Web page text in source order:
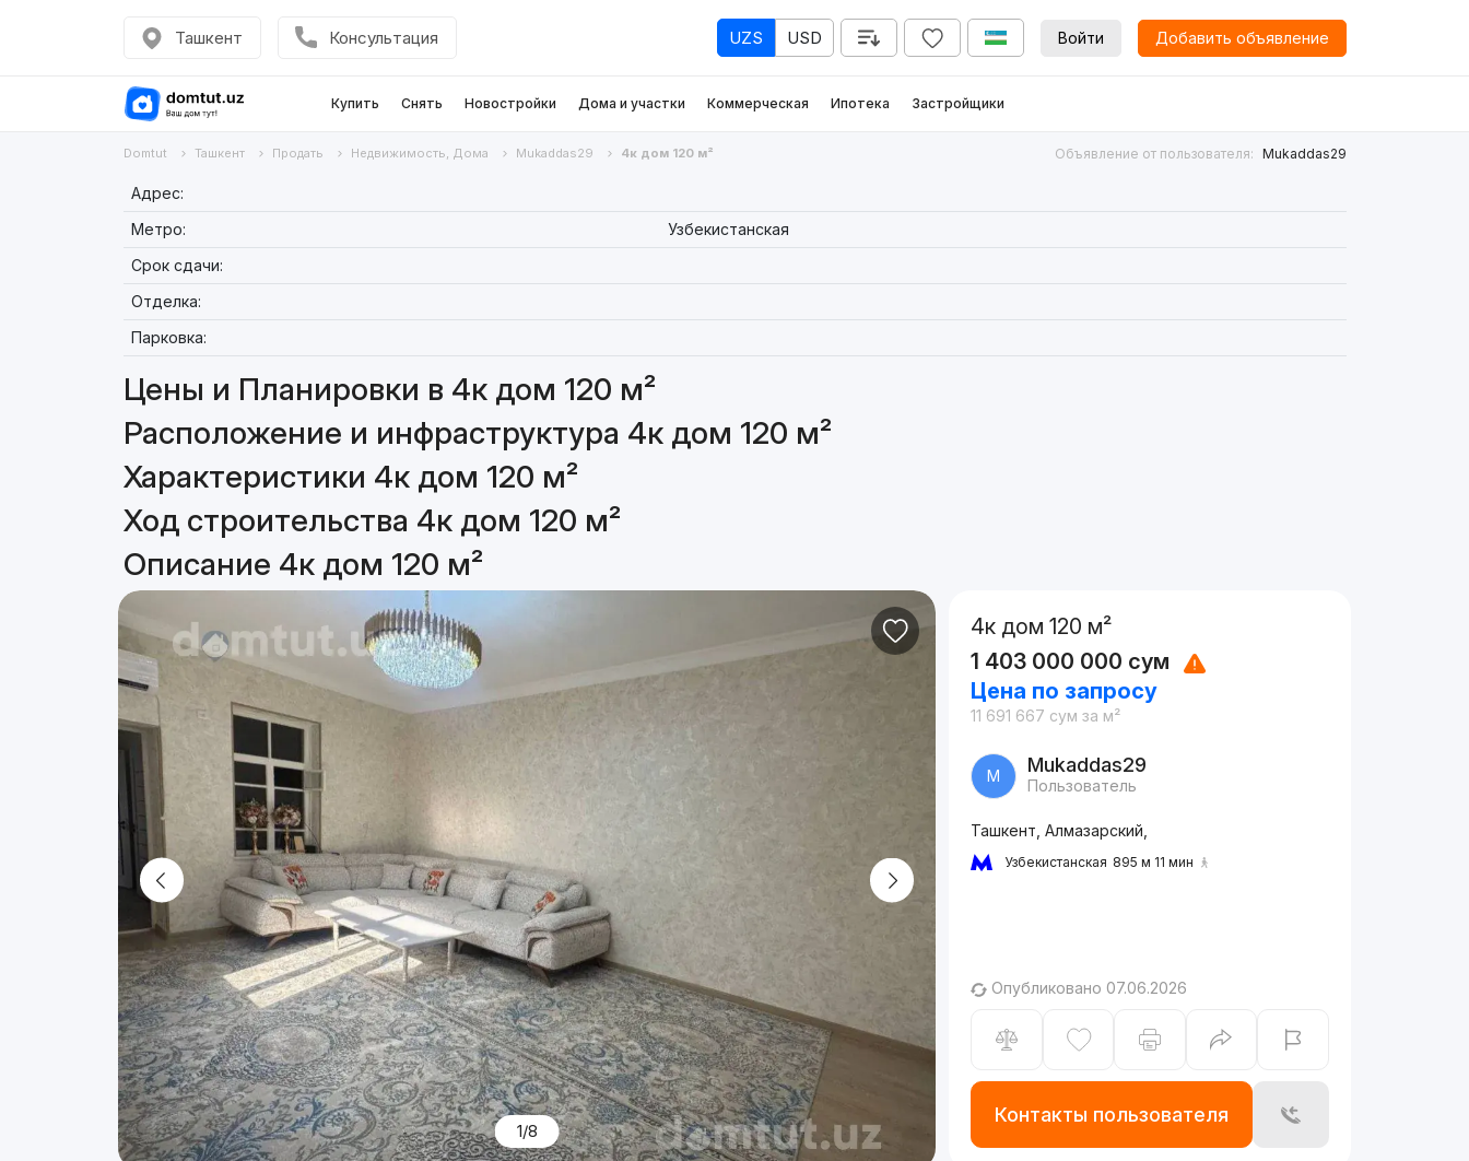
Ташкент Консультация UZS USD Войти Добавить объявление
Купить Снять Новостройки Дома и участки Коммерческая Ипотека Застройщики
Domtut Ташкент Продать Недвижимость, Дома Mukaddas29 4к дом 120 м² Объявление от пользователя: Mukaddas29
Адрес:
Метро:
Узбекистанская
Срок сдачи:
Отделка:
Парковка:
Цены и Планировки в 4к дом 120 м²
Расположение и инфраструктура 4к дом 120 м²
Характеристики 4к дом 120 м²
Ход строительства 4к дом 120 м²
Описание 4к дом 120 м²
1/8
4к дом 120 м²
1 403 000 000 сум
Цена по запросу
11 691 667 сум за м²
M Mukaddas29
Пользователь
Ташкент, Алмазарский,
Узбекистанская 895 м 11 мин
Опубликовано 07.06.2026
Контакты пользователя